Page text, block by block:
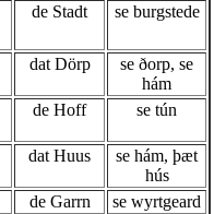
de Stadt se burgstede
dat Dörp
se ðorp, se
hám
de Hoff se tún
dat Huus
se hám, þæt
hús
de Garrn
se wyrtgeard